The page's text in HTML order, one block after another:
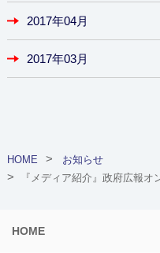
2017年04月
2017年03月
HOME
お知らせ
『メディア紹介』政府広報オ
HOME